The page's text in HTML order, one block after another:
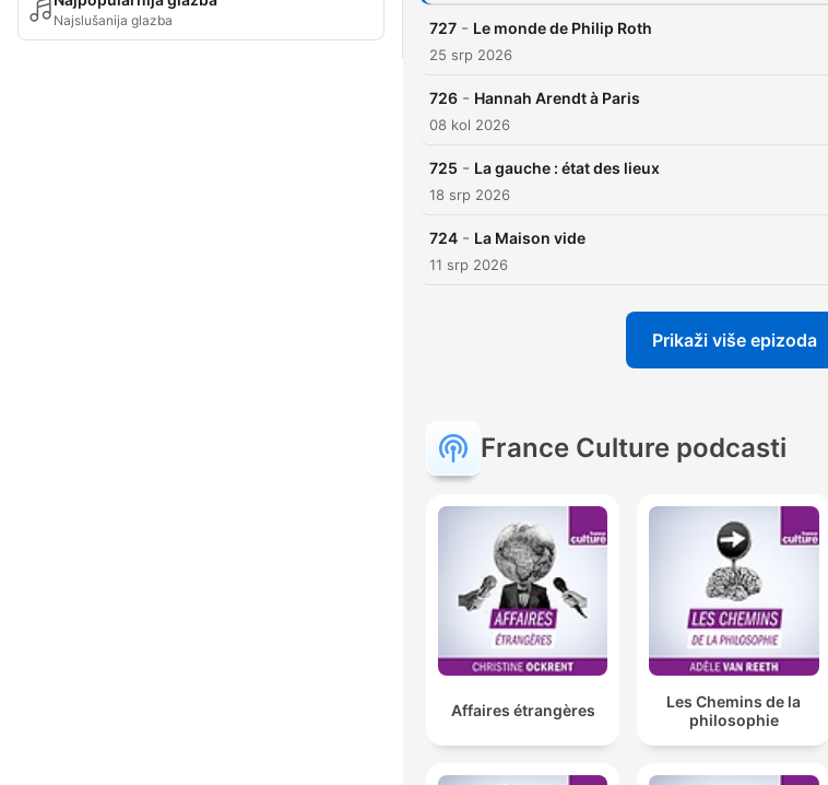
Najslušanija glazba 727 - Le monde de Philip Roth
25 srp 2026
726 - Hannah Arendt à Paris
08 kol 2026
725 - La gauche : état des lieux
18 srp 2026
724 - La Maison vide
11 srp 2026
Prikaži više epizoda
France Culture podcasti
Affaires étrangères
Les Chemins de la
philosophie